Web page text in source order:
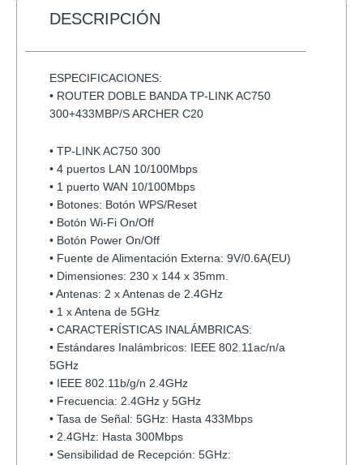
DESCRIPCIÓN
ESPECIFICACIONES:
• ROUTER DOBLE BANDA TP-LINK AC750
300+433MBP/S ARCHER C20
• TP-LINK AC750 300
• 4 puertos LAN 10/100Mbps
• 1 puerto WAN 10/100Mbps
• Botones: Botón WPS/Reset
• Botón Wi-Fi On/Off
• Botón Power On/Off
• Fuente de Alimentación Externa: 9V/0.6A(EU)
• Dimensiones: 230 x 144 x 35mm.
• Antenas: 2 x Antenas de 2.4GHz
• 1 x Antena de 5GHz
• CARACTERÍSTICAS INALÁMBRICAS:
• Estándares Inalámbricos: IEEE 802.11ac/n/a
5GHz
• IEEE 802.11b/g/n 2.4GHz
• Frecuencia: 2.4GHz y 5GHz
• Tasa de Señal: 5GHz: Hasta 433Mbps
• 2.4GHz: Hasta 300Mbps
• Sensibilidad de Recepción: 5GHz: